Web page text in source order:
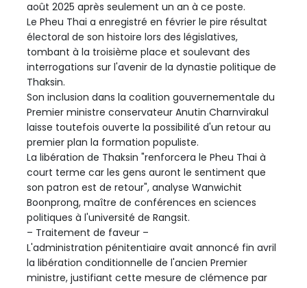
août 2025 après seulement un an à ce poste.
Le Pheu Thai a enregistré en février le pire résultat
électoral de son histoire lors des législatives,
tombant à la troisième place et soulevant des
interrogations sur l'avenir de la dynastie politique de
Thaksin.
Son inclusion dans la coalition gouvernementale du
Premier ministre conservateur Anutin Charnvirakul
laisse toutefois ouverte la possibilité d'un retour au
premier plan la formation populiste.
La libération de Thaksin "renforcera le Pheu Thai à
court terme car les gens auront le sentiment que
son patron est de retour", analyse Wanwichit
Boonprong, maître de conférences en sciences
politiques à l'université de Rangsit.
– Traitement de faveur –
L'administration pénitentiaire avait annoncé fin avril
la libération conditionnelle de l'ancien Premier
ministre, justifiant cette mesure de clémence par